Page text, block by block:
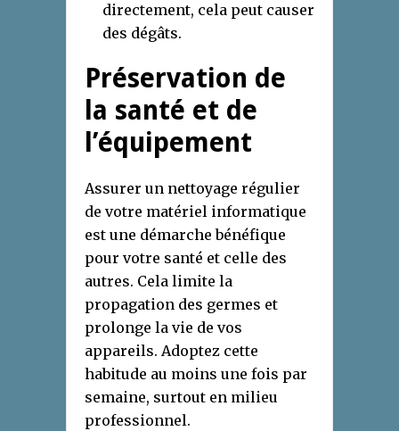
directement, cela peut causer
des dégâts.
Préservation de
la santé et de
l’équipement
Assurer un nettoyage régulier
de votre matériel informatique
est une démarche bénéfique
pour votre santé et celle des
autres. Cela limite la
propagation des germes et
prolonge la vie de vos
appareils. Adoptez cette
habitude au moins une fois par
semaine, surtout en milieu
professionnel.